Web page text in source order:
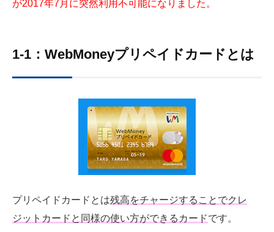
が2017年7月に突然利用不可能になりました。
1-1：WebMoneyプリペイドカードとは
プリペイドカードとは残高をチャージすることでクレ
ジットカードと同様の使い方ができるカードです。